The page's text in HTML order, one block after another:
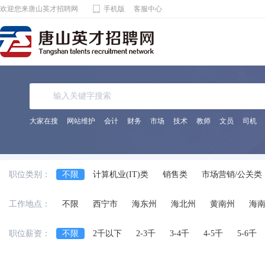
欢迎您来唐山英才招聘网 手机版 客服中心
大家在搜 网站维护 会计 财务 市场 技术 教师 文员 司机
职位类别： 不限 计算机业(IT)类 销售类
市场营销/公关类
化工/制药类
能源动力类
宾馆饭店/餐饮旅游类
法律专业人员类
影视/摄影专业类
编辑/发行类
工作地点： 不限 西宁市 海东州 海北州 黄南州 海
职位薪资： 不限 2千以下 2-3千 3-4千 4-5千 5-6千